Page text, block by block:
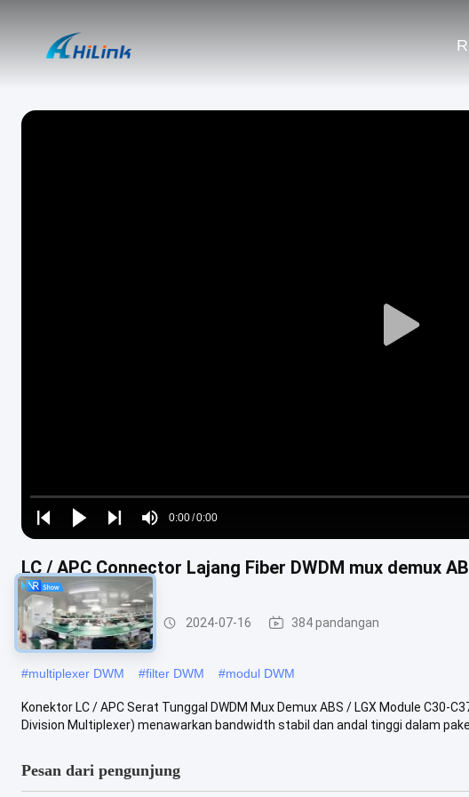
Play
Play
Play
Play
Mute
Time
0:00/0:00
Loaded:
0%
LC / APC Connector Lajang Fiber DWDM mux demux
DWDM mux demux 2024-07-16 384 pandangan
#multiplexer DWM #filter DWM #modul DWM
Konektor LC / APC Serat Tunggal DWDM Mux Demux ABS / LGX Module C30-
Division Multiplexer) menawarkan bandwidth stabil dan andal tinggi dalam
Pesan dari pengunjung